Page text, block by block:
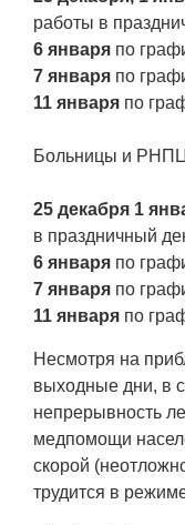
работы в
6 января по
7 января по
11 января по
Больницы и РНПЦ
25 декабря 1
в праздничный
6 января по
7 января по
11 января по
Несмотря на
выходные дни, в
непрерывность
медпомощи
скорой
трудится в